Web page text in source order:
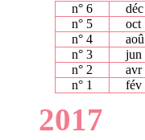
n° 6 déc
n° 5
oct
n° 4
aoû
n° 3
jun
n° 2
avr
n° 1
fév
2017